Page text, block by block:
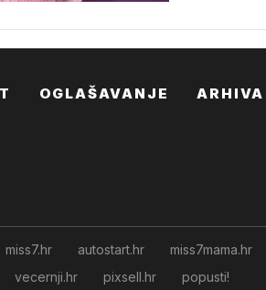
OGLAŠAVANJE ARHIVA
miss7.hr autostart.hr miss7mama.hr
vecernji.hr pixsell.hr popusti!